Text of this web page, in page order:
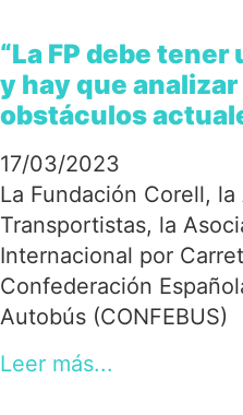
“La FP debe
y hay que
obstáculos
17/03/2023
La Fundación Corell,
Transportistas, la
Internacional por
Confederación
Autobús (CONFEBUS)
Leer más...